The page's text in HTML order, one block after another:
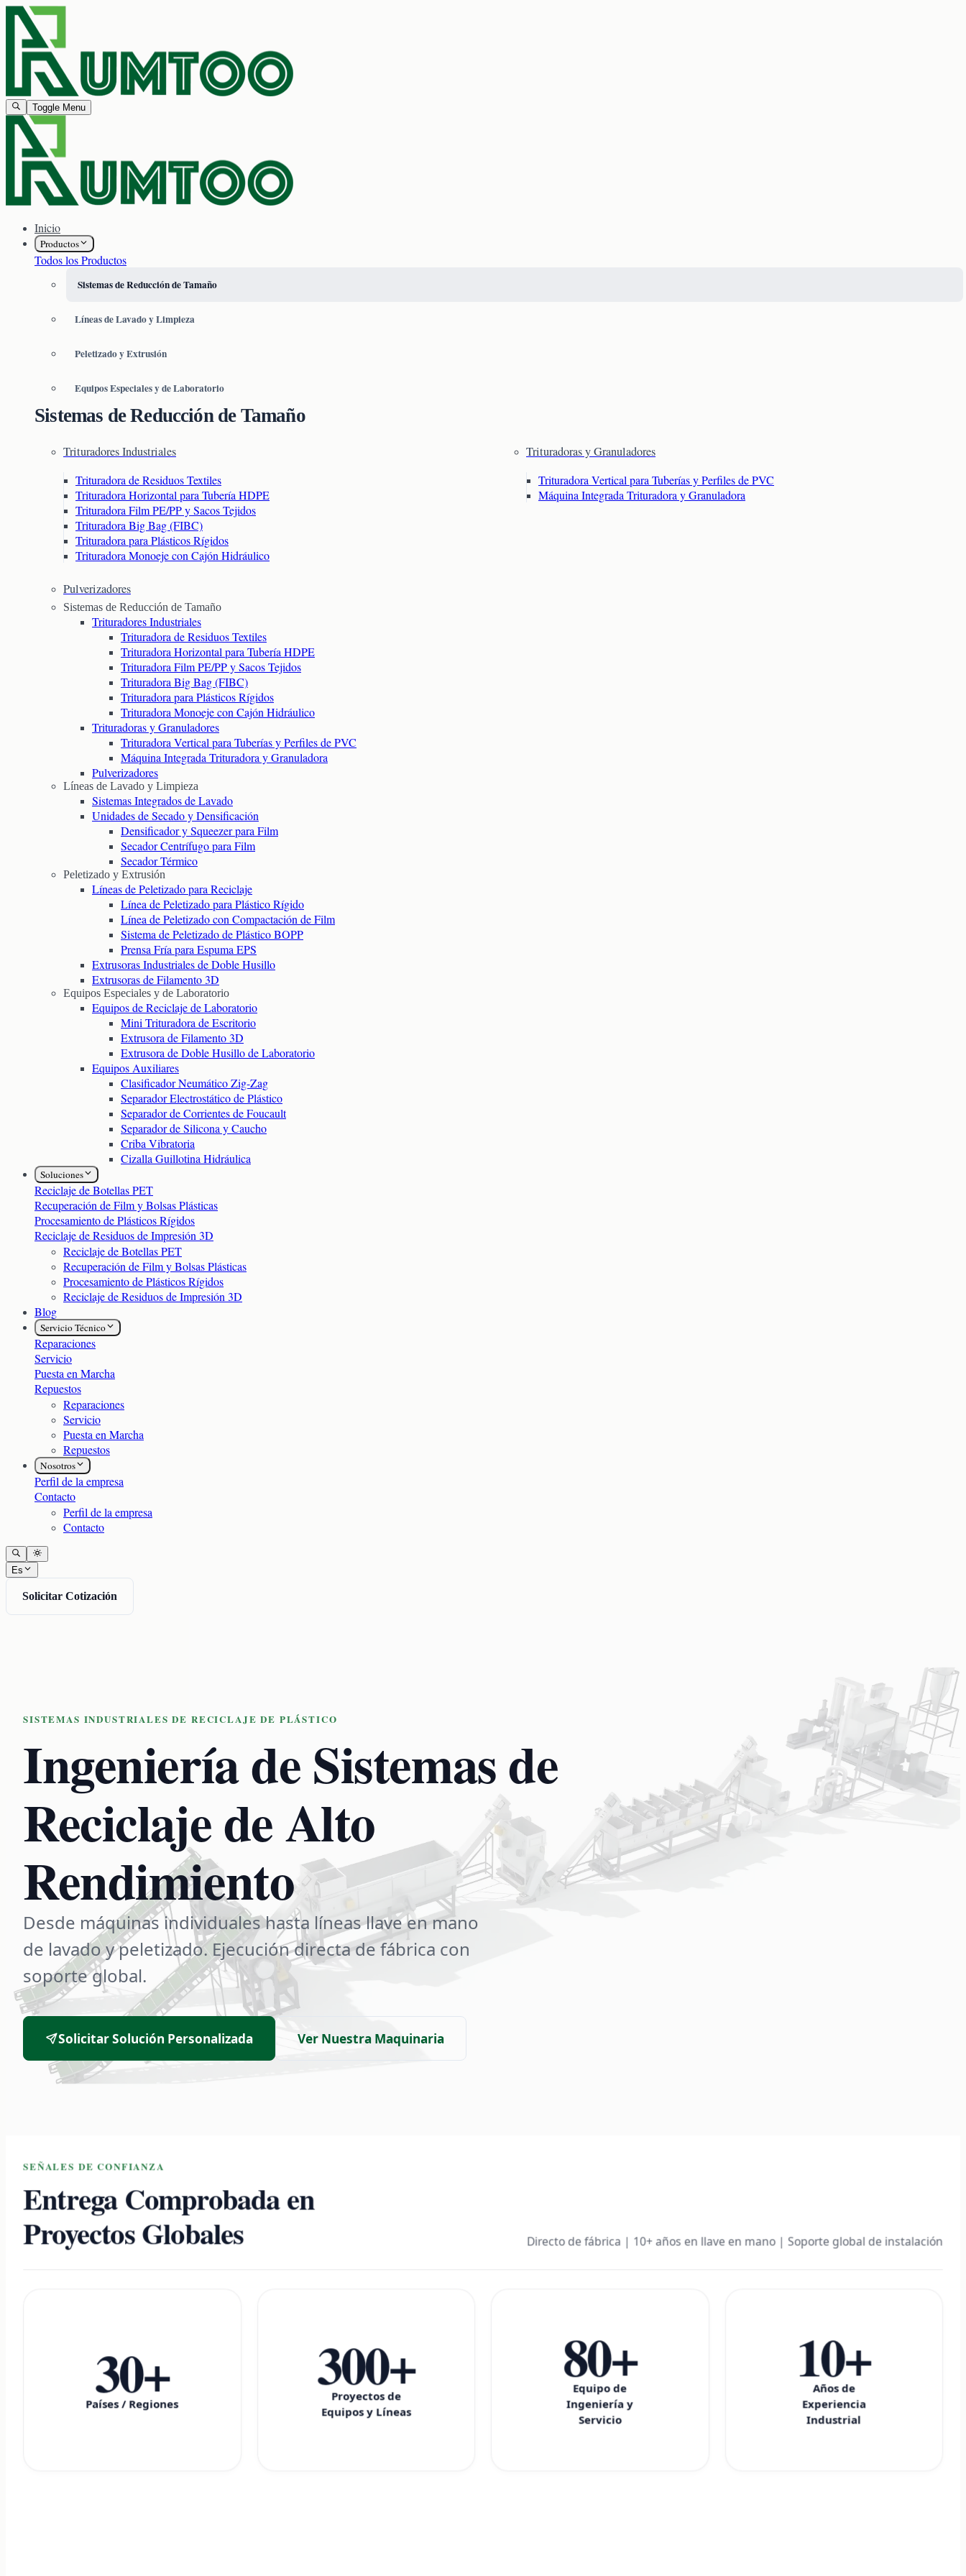
Toggle Menu
Inicio
Productos
Todos los Productos
Sistemas de Reducción de Tamaño
Líneas de Lavado y Limpieza
Peletizado y Extrusión
Equipos Especiales y de Laboratorio
Sistemas de Reducción de Tamaño
Trituradores Industriales
Trituradora de Residuos Textiles
Trituradora Horizontal para Tubería HDPE
Trituradora Film PE/PP y Sacos Tejidos
Trituradora Big Bag (FIBC)
Trituradora para Plásticos Rígidos
Trituradora Monoeje con Cajón Hidráulico
Trituradoras y Granuladores
Trituradora Vertical para Tuberías y Perfiles de PVC
Máquina Integrada Trituradora y Granuladora
Pulverizadores
Sistemas de Reducción de Tamaño
Trituradores Industriales
Trituradora de Residuos Textiles
Trituradora Horizontal para Tubería HDPE
Trituradora Film PE/PP y Sacos Tejidos
Trituradora Big Bag (FIBC)
Trituradora para Plásticos Rígidos
Trituradora Monoeje con Cajón Hidráulico
Trituradoras y Granuladores
Trituradora Vertical para Tuberías y Perfiles de PVC
Máquina Integrada Trituradora y Granuladora
Pulverizadores
Líneas de Lavado y Limpieza
Sistemas Integrados de Lavado
Unidades de Secado y Densificación
Densificador y Squeezer para Film
Secador Centrífugo para Film
Secador Térmico
Peletizado y Extrusión
Líneas de Peletizado para Reciclaje
Línea de Peletizado para Plástico Rígido
Línea de Peletizado con Compactación de Film
Sistema de Peletizado de Plástico BOPP
Prensa Fría para Espuma EPS
Extrusoras Industriales de Doble Husillo
Extrusoras de Filamento 3D
Equipos Especiales y de Laboratorio
Equipos de Reciclaje de Laboratorio
Mini Trituradora de Escritorio
Extrusora de Filamento 3D
Extrusora de Doble Husillo de Laboratorio
Equipos Auxiliares
Clasificador Neumático Zig-Zag
Separador Electrostático de Plástico
Separador de Corrientes de Foucault
Separador de Silicona y Caucho
Criba Vibratoria
Cizalla Guillotina Hidráulica
Soluciones
Reciclaje de Botellas PET
Recuperación de Film y Bolsas Plásticas
Procesamiento de Plásticos Rígidos
Reciclaje de Residuos de Impresión 3D
Reciclaje de Botellas PET
Recuperación de Film y Bolsas Plásticas
Procesamiento de Plásticos Rígidos
Reciclaje de Residuos de Impresión 3D
Blog
Servicio Técnico
Reparaciones
Servicio
Puesta en Marcha
Repuestos
Reparaciones
Servicio
Puesta en Marcha
Repuestos
Nosotros
Perfil de la empresa
Contacto
Perfil de la empresa
Contacto
Es
Solicitar Cotización
SISTEMAS INDUSTRIALES DE RECICLAJE DE PLÁSTICO
Ingeniería de Sistemas de
Reciclaje de Alto
Rendimiento
Desde máquinas individuales hasta líneas llave en mano
de lavado y peletizado. Ejecución directa de fábrica con
soporte global.
Solicitar Solución Personalizada Ver Nuestra Maquinaria
SEÑALES DE CONFIANZA
Entrega Comprobada en
Proyectos Globales Directo de fábrica | 10+ años en llave en mano | Soporte global de instalación
30+
Países / Regiones
300+
Proyectos de
Equipos y Líneas
80+
Equipo de
Ingeniería y
Servicio
10+
Años de
Experiencia
Industrial